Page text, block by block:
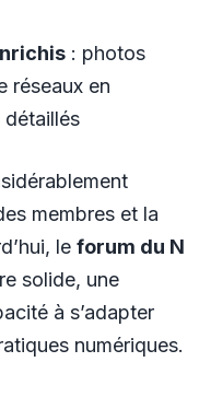
: photos
réseaux en
membres et la
le forum du N
solide, une
à s’adapter
numériques.